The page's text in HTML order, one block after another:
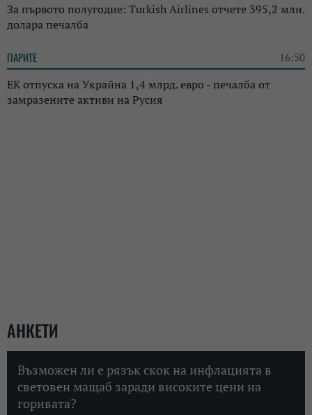
За първото полугодие: Turkish Airlines отчете 395,2 млн.
долара печалба
ПАРИТЕ 16:50
ЕК отпуска на Украйна 1,4 млрд. евро - печалба от
замразените активи на Русия
АНКЕТИ
Възможен ли е рязък скок на инфлацията в
световен мащаб заради високите цени на
горивата?